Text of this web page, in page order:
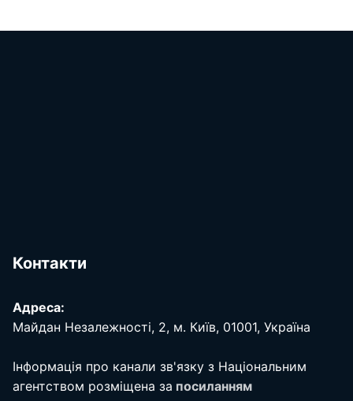
Контакти
Адреса:
Майдан Незалежності, 2, м. Київ, 01001, Україна
Інформація про канали зв'язку з Національним
агентством розміщена за посиланням